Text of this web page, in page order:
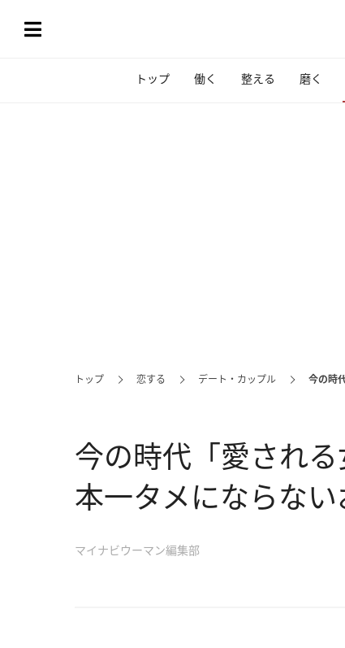
トップ 働く 整える 磨く
トップ 恋する デート・カップル 今の時
今の時代「愛され
本一タメにならな
マイナビウーマン編集部